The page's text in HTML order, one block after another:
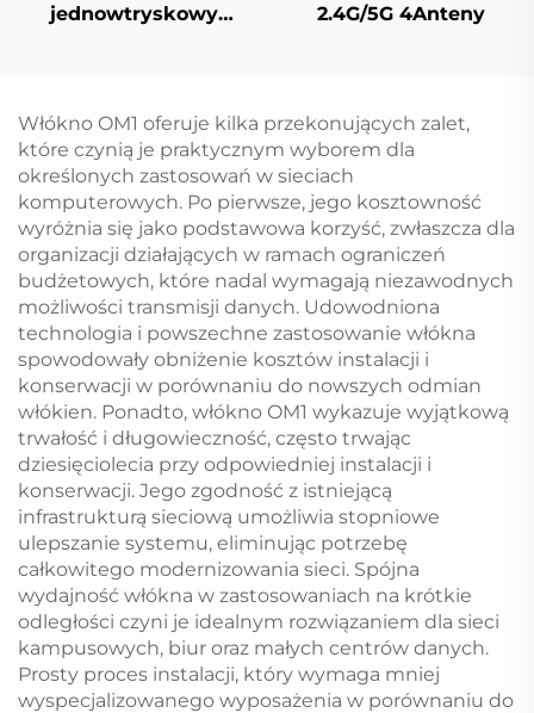
jednowtryskowy
2.4G/5G 4Anteny
Włókno OM1 oferuje kilka przekonujących zalet,
które czynią je praktycznym wyborem dla
określonych zastosowań w sieciach
komputerowych. Po pierwsze, jego kosztowność
wyróżnia się jako podstawowa korzyść, zwłaszcza dla
organizacji działających w ramach ograniczeń
budżetowych, które nadal wymagają niezawodnych
możliwości transmisji danych. Udowodniona
technologia i powszechne zastosowanie włókna
spowodowały obniżenie kosztów instalacji i
konserwacji w porównaniu do nowszych odmian
włókien. Ponadto, włókno OM1 wykazuje wyjątkową
trwałość i długowieczność, często trwając
dziesięciolecia przy odpowiedniej instalacji i
konserwacji. Jego zgodność z istniejącą
infrastrukturą sieciową umożliwia stopniowe
ulepszanie systemu, eliminując potrzebę
całkowitego modernizowania sieci. Spójna
wydajność włókna w zastosowaniach na krótkie
odległości czyni je idealnym rozwiązaniem dla sieci
kampusowych, biur oraz małych centrów danych.
Prosty proces instalacji, który wymaga mniej
wyspecjalizowanego wyposażenia w porównaniu do